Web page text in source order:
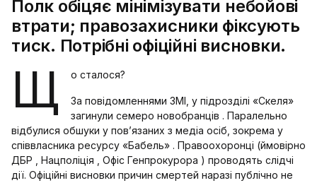
Полк обіцяє мінімізувати небойові
втрати; правозахисники фіксують
тиск. Потрібні офіційні висновки.
Щ о сталося?
За повідомленнями ЗМІ, у підрозділі «Скеля»
загинули семеро новобранців . Паралельно
відбулися обшуки у пов’язаних з медіа осіб, зокрема у
співвласника ресурсу «Бабель» . Правоохоронці (ймовірно
ДБР , Нацполіція , Офіс Генпрокурора ) проводять слідчі
дії. Офіційні висновки причин смертей наразі публічно не